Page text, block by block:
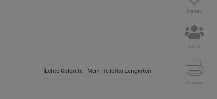
Merken
Teilen
Drucken